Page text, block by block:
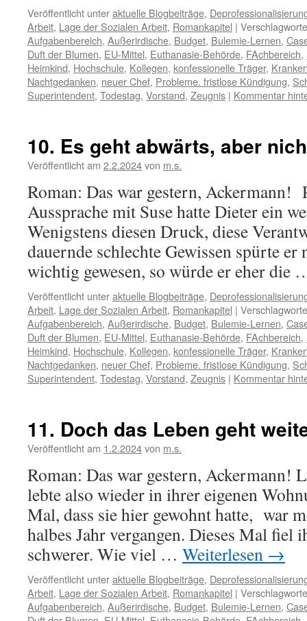
Veröffentlicht unteraktuelle Blogbeiträge,
Arbeit, Lage der Sozialen Arbeit, Romankapitel |
Aufgabenbereich, Außerirdische, Budget, Bulemie-Lernen,
Duft der Blumen, EU-Mittel, Euthanasie-Behörde, FAchbereich,
Heimkind, Hochschule, Kollegen, konfessionelle Träger,
Nachtgedanken, neuer Chef, Probleme. fristlose Kündigung,
Superintendent, Todestag, Vorstand, Zeugnis | Kommentar
10. Es geht abwärts, aber
Veröffentlicht am 2.2.2024von m.s.
Roman: Das war gestern, Ackermann!
Aussprache mit Suse hatte Dieter ein
Wenigstens diesen Druck, diese
dauernde schlechte Gewissen spürte er
wichtig gewesen, so würde er eher
Veröffentlicht unteraktuelle Blogbeiträge,
Arbeit, Lage der Sozialen Arbeit, Romankapitel |
Aufgabenbereich, Außerirdische, Budget, Bulemie-Lernen,
Duft der Blumen, EU-Mittel, Euthanasie-Behörde, FAchbereich,
Heimkind, Hochschule, Kollegen, konfessionelle Träger,
Nachtgedanken, neuer Chef, Probleme. fristlose Kündigung,
Superintendent, Todestag, Vorstand, Zeugnis | Kommentar
11. Doch das Leben geht
Veröffentlicht am 1.2.2024von m.s.
Roman: Das war gestern, Ackermann!
lebte also wieder in ihrer eigenen
Mal, dass sie hier gewohnt hatte, war
halbes Jahr vergangen. Dieses Mal fiel
schwerer. Wie viel … Weiterlesen →
Veröffentlicht unteraktuelle Blogbeiträge,
Arbeit, Lage der Sozialen Arbeit, Romankapitel |
Aufgabenbereich, Außerirdische, Budget, Bulemie-Lernen,